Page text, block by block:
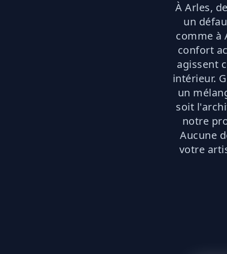
À Arles,
un
comme à
confort
agissent
intérieur.
un
soit
notre
Aucune
votre